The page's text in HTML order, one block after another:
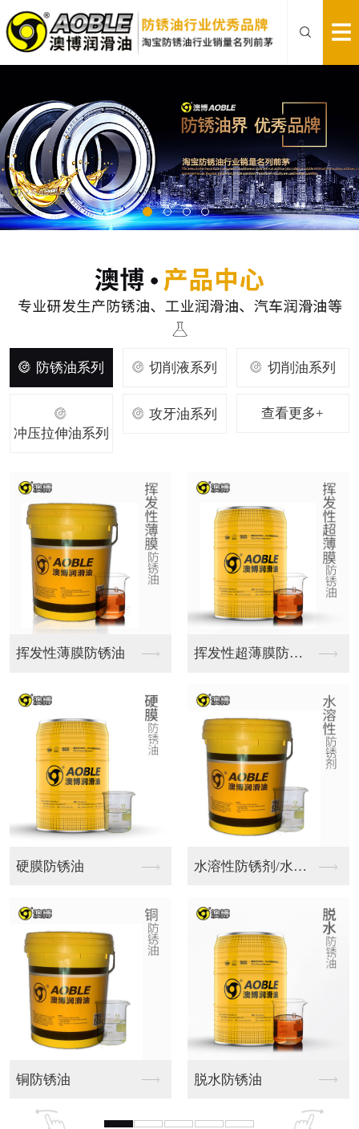
防锈油系列 切削液系列 切削油系列
冲压拉伸油系列
攻牙油系列 查看更多+
铝合金切削液 铸铁切削液
微乳化切削液 乳化切削液
全合成切削液 磨削液(研磨液)